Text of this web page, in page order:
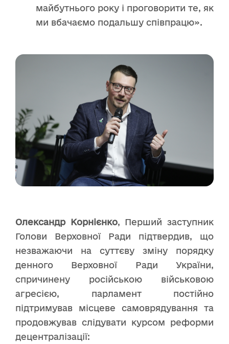
майбутнього року і проговорити те, як
ми вбачаємо подальшу співпрацю».
Олександр Корнієнко, Перший заступник
Голови Верховної Ради підтвердив, що
незважаючи на суттєву зміну порядку
денного Верховної Ради України,
спричинену російською військовою
агресією, парламент постійно
підтримував місцеве самоврядування та
продовжував слідувати курсом реформи
децентралізації: